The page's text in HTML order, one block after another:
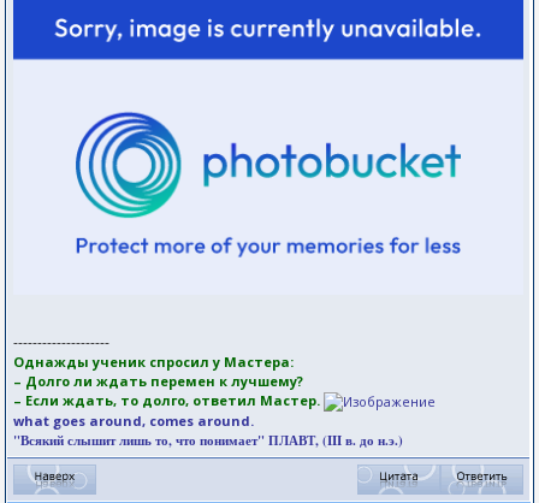
--------------------
Однажды ученик спросил у Мастера:
– Долго ли ждать перемен к лучшему?
– Если ждать, то долго, ответил Мастер.
what goes around, comes around.
"Всякий слышит лишь то, что понимает" ПЛАВТ, (III в. до н.э.)